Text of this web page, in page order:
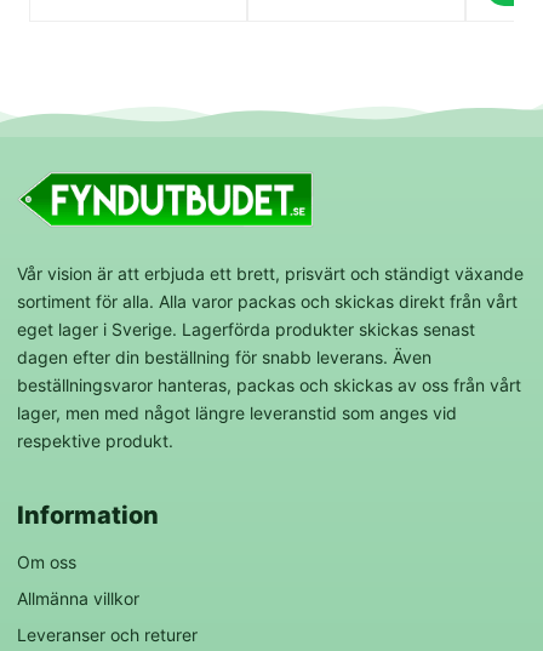
Vår vision är att erbjuda ett brett, prisvärt och ständigt växande
sortiment för alla. Alla varor packas och skickas direkt från vårt
eget lager i Sverige. Lagerförda produkter skickas senast
dagen efter din beställning för snabb leverans. Även
beställningsvaror hanteras, packas och skickas av oss från vårt
lager, men med något längre leveranstid som anges vid
respektive produkt.
Information
Om oss
Allmänna villkor
Leveranser och returer